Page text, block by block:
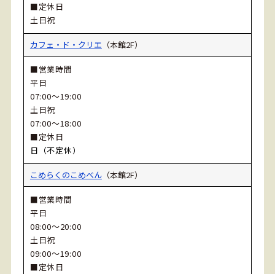
■定休日
土日祝
カフェ・ド・クリエ （本館2F）
■営業時間
平日
07:00～19:00
土日祝
07:00～18:00
■定休日
日（不定休）
こめらくのこめべん（本館2F）
■営業時間
平日
08:00～20:00
土日祝
09:00～19:00
■定休日